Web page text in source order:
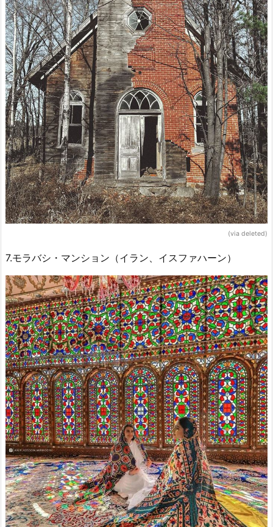
(via deleted)
7.モラバシ・マンション（イラン、イスファハーン）